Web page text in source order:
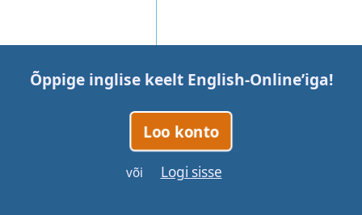
Õppige inglise keelt English-Online’iga!
Loo konto
või Logi sisse